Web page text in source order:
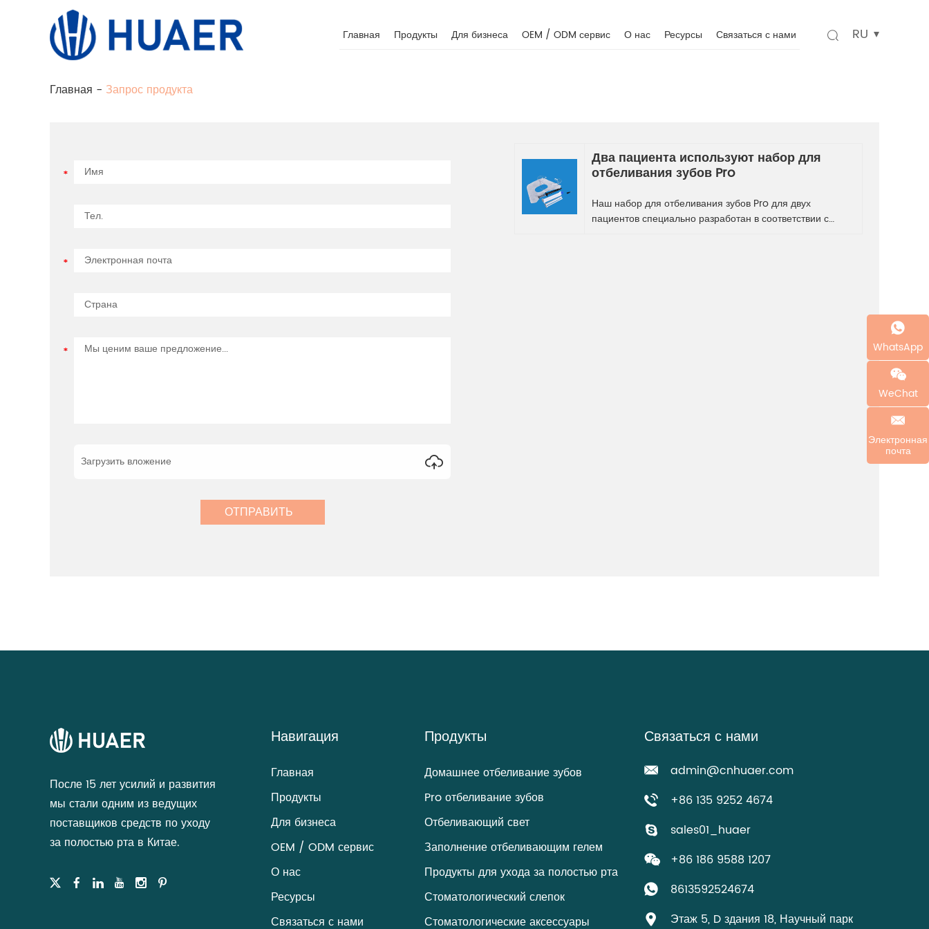
Главная Продукты Для бизнеса OEM / ODM сервис О нас Ресурсы Связаться с нами RU
Главная - Запрос продукта
Загрузить вложение
Два пациента используют набор для
отбеливания зубов Pro
Наш набор для отбеливания зубов Pro для двух
пациентов специально разработан в соответствии с
После 15 лет усилий и развития
мы стали одним из ведущих
поставщиков средств по уходу
за полостью рта в Китае.
Навигация
Главная
Продукты
Для бизнеса
OEM / ODM сервис
О нас
Ресурсы
Связаться с нами
Продукты
Домашнее отбеливание зубов
Pro отбеливание зубов
Отбеливающий свет
Заполнение отбеливающим гелем
Продукты для ухода за полостью рта
Стоматологический слепок
Стоматологические аксессуары
Связаться с нами
admin@cnhuaer.com
+86 135 9252 4674
sales01_huaer
+86 186 9588 1207
8613592524674
Этаж 5, D здания 18, Научный парк
WhatsApp
WeChat
Электронная
почта